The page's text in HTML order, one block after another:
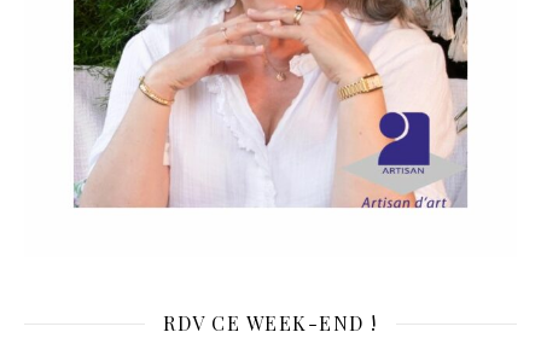
RDV CE WEEK-END !